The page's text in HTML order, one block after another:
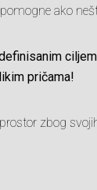
ako
pričama!
zbog